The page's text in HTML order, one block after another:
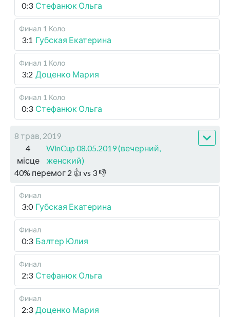
0:3 Стефанюк Ольга
Финал 1 Коло
3:1 Губская Екатерина
Финал 1 Коло
3:2 Доценко Мария
Финал 1 Коло
0:3 Стефанюк Ольга
8 трав, 2019
4
місце
WinCup 08.05.2019 (вечерний,
женский)
40% перемог 2 👍 vs 3👎
Финал
3:0 Губская Екатерина
Финал
0:3 Балтер Юлия
Финал
2:3 Стефанюк Ольга
Финал
2:3 Доценко Мария